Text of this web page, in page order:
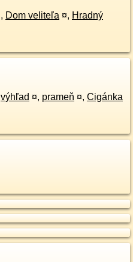
, Dom veliteľa ¤, Hradný
výhľad ¤, prameň ¤, Cigánka